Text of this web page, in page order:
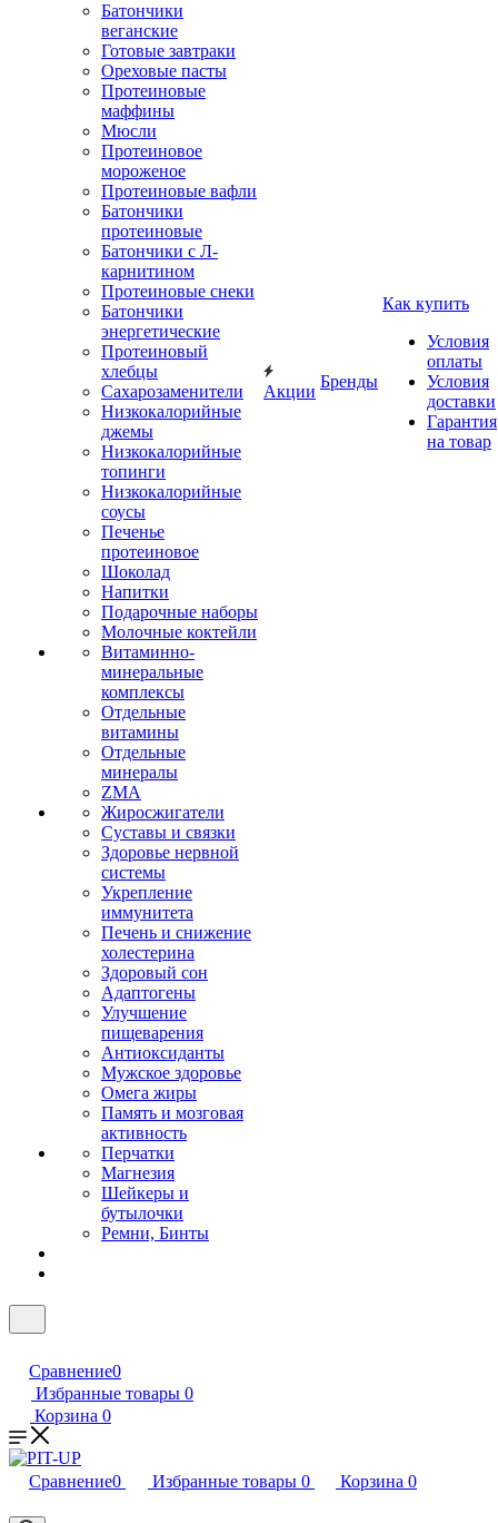
Батончики
веганские
Готовые завтраки
Ореховые пасты
Протеиновые
маффины
Мюсли
Протеиновое
мороженое
Протеиновые вафли
Батончики
протеиновые
Батончики с Л-
карнитином
Протеиновые снеки
Батончики
энергетические
Протеиновый
хлебцы
Сахарозаменители
Низкокалорийные
джемы
Низкокалорийные
топинги
Низкокалорийные
соусы
Печенье
протеиновое
Шоколад
Напитки
Подарочные наборы
Молочные коктейли
Витаминно-
минеральные
комплексы
Отдельные
витамины
Отдельные
минералы
ZMA
Жиросжигатели
Суставы и связки
Здоровье нервной
системы
Укрепление
иммунитета
Печень и снижение
холестерина
Здоровый сон
Адаптогены
Улучшение
пищеварения
Антиоксиданты
Мужское здоровье
Омега жиры
Память и мозговая
активность
Перчатки
Магнезия
Шейкеры и
бутылочки
Ремни, Бинты
Акции
Бренды
Как купить
Условия
оплаты
Условия
доставки
Гарантия
на товар
Сравнение0
Избранные товары 0
Корзина 0
Сравнение0 Избранные товары 0 Корзина 0